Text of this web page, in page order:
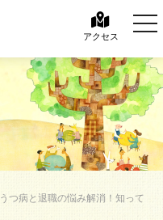
アクセス
うつ病と退職の悩み解消！知って